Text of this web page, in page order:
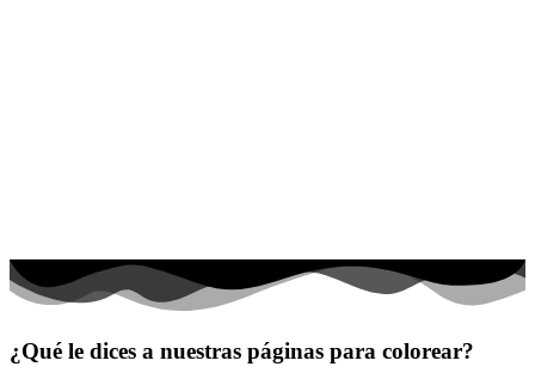
Transporte
Libros para colorear para niños
¿Qué le dices a nuestras páginas para colorear?